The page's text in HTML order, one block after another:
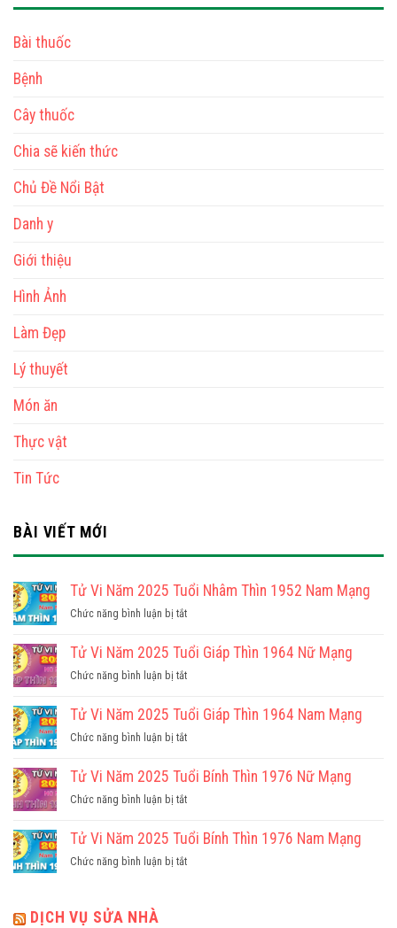
Bài thuốc
Bệnh
Cây thuốc
Chia sẽ kiến thức
Chủ Đề Nổi Bật
Danh y
Giới thiệu
Hình Ảnh
Làm Đẹp
Lý thuyết
Món ăn
Thực vật
Tin Tức
BÀI VIẾT MỚI
Tử Vi Năm 2025 Tuổi Nhâm Thìn 1952 Nam Mạng
Chức năng bình luận bị tắtở
Vi
Năm
2025
Nhâm
Mạng
Tử Vi Năm 2025 Tuổi Giáp Thìn 1964 Nữ Mạng
Chức năng bình luận bị tắtở
Vi
Năm
2025
Giáp
Mạng
Tử Vi Năm 2025 Tuổi Giáp Thìn 1964 Nam Mạng
Chức năng bình luận bị tắtở
Vi
Năm
2025
Giáp
Tử Vi Năm 2025 Tuổi Bính Thìn 1976 Nữ Mạng
Chức năng bình luận bị tắtở
Vi
Năm
2025
Tử Vi Năm 2025 Tuổi Bính Thìn 1976 Nam Mạng
Chức năng bình luận bị tắtở
DỊCH VỤ SỬA NHÀ